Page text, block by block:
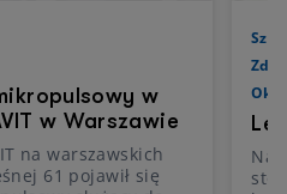
w
w Warszawie
na warszawskich
61 pojawił się